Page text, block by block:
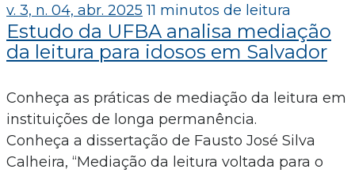
v. 3, n. 04, abr. 2025 11 minutos de leitura
Estudo da UFBA analisa mediação
da leitura para idosos em Salvador
Conheça as práticas de mediação da leitura em
instituições de longa permanência.
Conheça a dissertação de Fausto José Silva
Calheira, “Mediação da leitura voltada para o